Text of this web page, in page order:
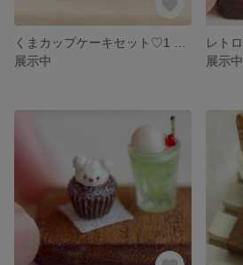
展示中
展示中